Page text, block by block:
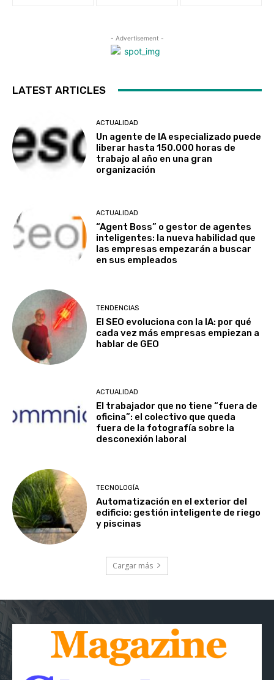
- Advertisement -
LATEST ARTICLES
ACTUALIDAD
Un agente de IA especializado puede
liberar hasta 150.000 horas de
trabajo al año en una gran
organización
ACTUALIDAD
“Agent Boss” o gestor de agentes
inteligentes: la nueva habilidad que
las empresas empezarán a buscar
en sus empleados
TENDENCIAS
El SEO evoluciona con la IA: por qué
cada vez más empresas empiezan a
hablar de GEO
ACTUALIDAD
El trabajador que no tiene “fuera de
oficina”: el colectivo que queda
fuera de la fotografía sobre la
desconexión laboral
TECNOLOGÍA
Automatización en el exterior del
edificio: gestión inteligente de riego
y piscinas
Cargar más